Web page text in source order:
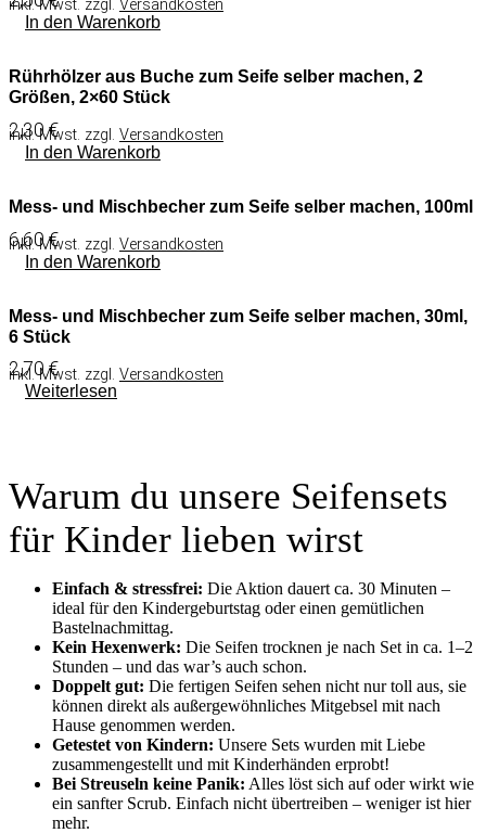
inkl. Mwst. zzgl. Versandkosten
In den Warenkorb
Rührhölzer aus Buche zum Seife selber machen, 2
Größen, 2×60 Stück
2,30€
inkl. Mwst. zzgl. Versandkosten
In den Warenkorb
Mess- und Mischbecher zum Seife selber machen, 100ml
6,60€
inkl. Mwst. zzgl. Versandkosten
In den Warenkorb
Mess- und Mischbecher zum Seife selber machen, 30ml,
6 Stück
2,70€
inkl. Mwst. zzgl. Versandkosten
Weiterlesen
Warum du unsere Seifensets
für Kinder lieben wirst
Einfach & stressfrei: Die Aktion dauert ca. 30 Minuten –
ideal für den Kindergeburtstag oder einen gemütlichen
Bastelnachmittag.
Kein Hexenwerk: Die Seifen trocknen je nach Set in ca. 1–2
Stunden – und das war’s auch schon.
Doppelt gut: Die fertigen Seifen sehen nicht nur toll aus, sie
können direkt als außergewöhnliches Mitgebsel mit nach
Hause genommen werden.
Getestet von Kindern: Unsere Sets wurden mit Liebe
zusammengestellt und mit Kinderhänden erprobt!
Bei Streuseln keine Panik: Alles löst sich auf oder wirkt wie
ein sanfter Scrub. Einfach nicht übertreiben – weniger ist hier
mehr.